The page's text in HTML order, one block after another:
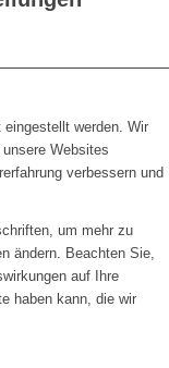
werden. Wir
Websites
verbessern und
um mehr zu
ändern. Beachten Sie,
auf Ihre
haben kann, die wir